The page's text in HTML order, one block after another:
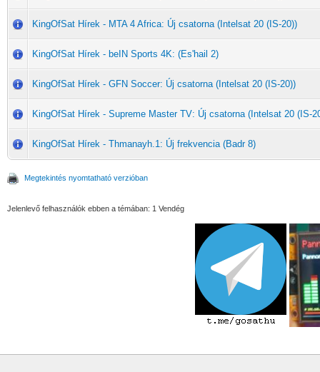
KingOfSat Hírek - MTA 4 Africa: Új csatorna (Intelsat 20 (IS-20))
KingOfSat Hírek - beIN Sports 4K: (Es'hail 2)
KingOfSat Hírek - GFN Soccer: Új csatorna (Intelsat 20 (IS-20))
KingOfSat Hírek - Supreme Master TV: Új csatorna (Intelsat 20 (IS-
KingOfSat Hírek - Thmanayh.1: Új frekvencia (Badr 8)
Megtekintés nyomtatható verzióban
Jelenlevő felhasználók ebben a témában: 1 Vendég